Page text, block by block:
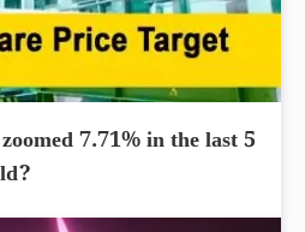
7.71% in the last 5